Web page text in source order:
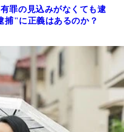
罪の見込みがなくても逮
"に正義はあるのか？